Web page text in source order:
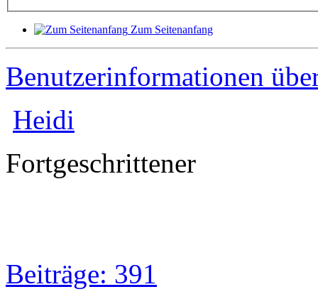
Zum Seitenanfang
Benutzerinformationen
Heidi
Fortgeschrittener
Beiträge: 391